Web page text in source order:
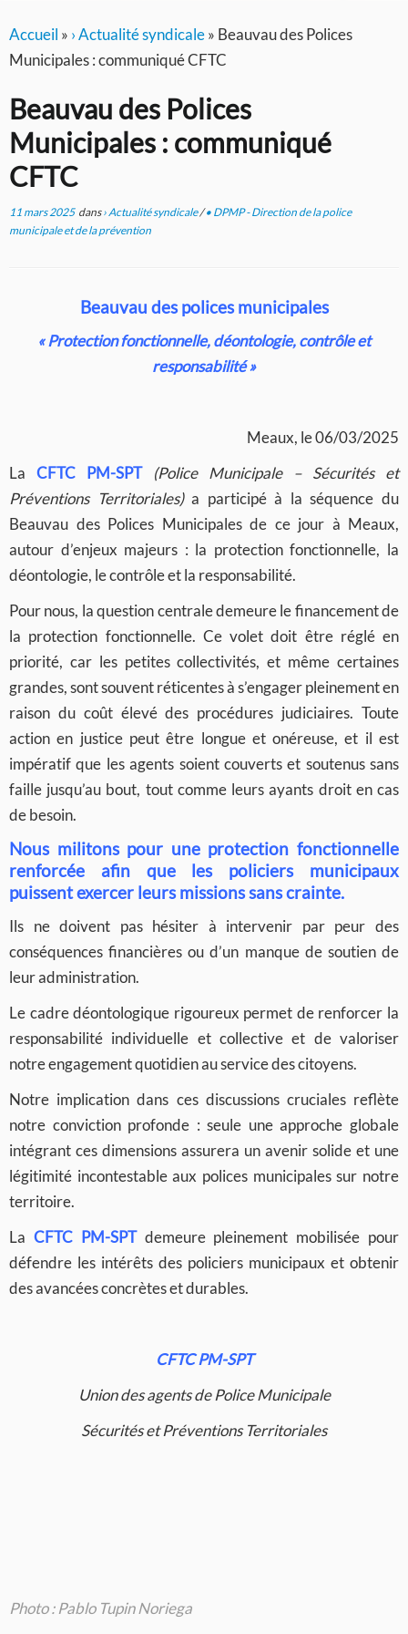
Accueil » › Actualité syndicale» Beauvau des Polices
Municipales : communiqué CFTC
Beauvau des Polices
Municipales : communiqué
CFTC
11 mars 2025dans› Actualité syndicale/• DPMP - Direction de la police
municipale et de la prévention
Beauvau des polices municipales
« Protection fonctionnelle, déontologie, contrôle et
responsabilité »
Meaux, le 06/03/2025
La CFTC PM-SPT
(Police Municipale – Sécurités et
Préventions Territoriales)a participé à la séquence du
Beauvau des Polices Municipales de ce jour à Meaux,
autour d’enjeux majeurs : la protection fonctionnelle, la
déontologie, le contrôle et la responsabilité.
Pour nous, la question centrale demeure le financement de
la protection fonctionnelle. Ce volet doit être réglé en
priorité, car les petites collectivités, et même certaines
grandes, sont souvent réticentes à s’engager pleinement en
raison du coût élevé des procédures judiciaires. Toute
action en justice peut être longue et onéreuse, et il est
impératif que les agents soient couverts et soutenus sans
faille jusqu’au bout, tout comme leurs ayants droit en cas
de besoin.
Nous militons pour une protection fonctionnelle
renforcée afin que les policiers municipaux
puissent exercer leurs missions sans crainte.
Ils ne doivent pas hésiter à intervenir par peur des
conséquences financières ou d’un manque de soutien de
leur administration.
Le cadre déontologique rigoureux permet de renforcer la
responsabilité individuelle et collective et de valoriser
notre engagement quotidien au service des citoyens.
Notre implication dans ces discussions cruciales reflète
notre conviction profonde : seule une approche globale
intégrant ces dimensions assurera un avenir solide et une
légitimité incontestable aux polices municipales sur notre
territoire.
La CFTC PM-SPTdemeure pleinement mobilisée pour
défendre les intérêts des policiers municipaux et obtenir
des avancées concrètes et durables.
CFTC PM-SPT
Union des agents de Police Municipale
Sécurités et Préventions Territoriales
Photo : Pablo Tupin Noriega